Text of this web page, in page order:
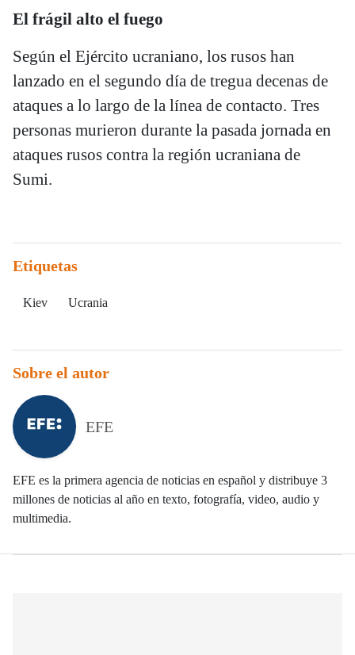
El frágil alto el fuego
Según el Ejército ucraniano, los rusos han
lanzado en el segundo día de tregua decenas de
ataques a lo largo de la línea de contacto. Tres
personas murieron durante la pasada jornada en
ataques rusos contra la región ucraniana de
Sumi.
Etiquetas
Kiev Ucrania
Sobre el autor
EFE
EFE es la primera agencia de noticias en español y distribuye 3
millones de noticias al año en texto, fotografía, video, audio y
multimedia.